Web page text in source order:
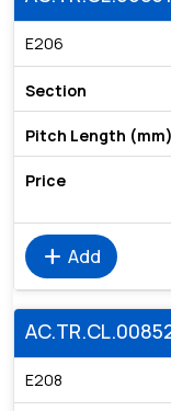
E206
add Add
E208